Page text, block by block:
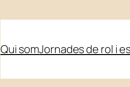
Qui somJornades de rol i